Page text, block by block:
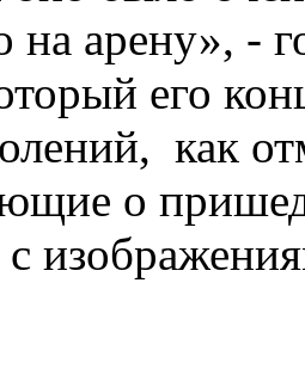
на арену», -
его
как
о